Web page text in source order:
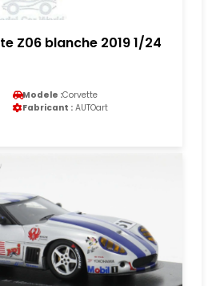
Z06 blanche 2019 1/24
Modele :Corvette
Fabricant : AUTOart